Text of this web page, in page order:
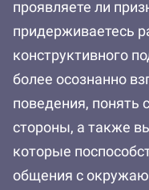
проявляете ли
придерживаетесь
конструктивного
более осознанно
поведения, понять
стороны, а также
которые
общения с